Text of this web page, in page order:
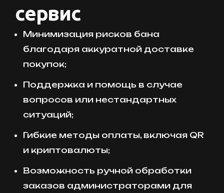
сервис
Минимизация рисков бана
благодаря аккуратной доставке
покупок;
Поддержка и помощь в случае
вопросов или нестандартных
ситуаций;
Гибкие методы оплаты, включая QR
и криптовалюты;
Возможность ручной обработки
заказов администраторами для